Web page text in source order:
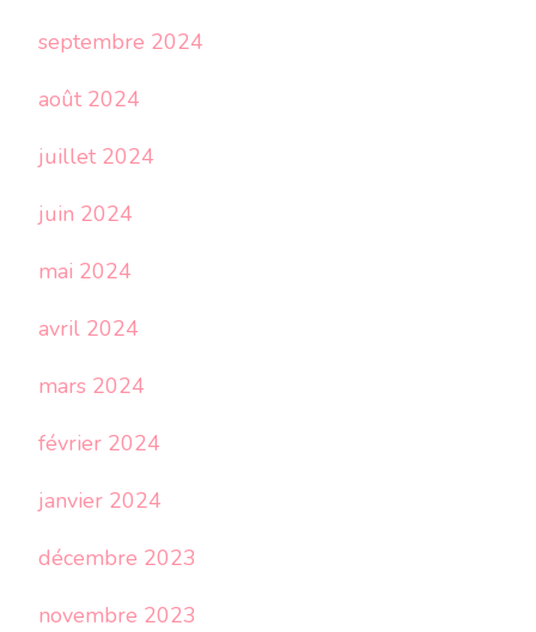
septembre 2024
août 2024
juillet 2024
juin 2024
mai 2024
avril 2024
mars 2024
février 2024
janvier 2024
décembre 2023
novembre 2023